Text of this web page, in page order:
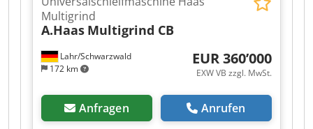
Lahr/Schwarzwald
172 km
Multigrind
A.Haas Multigrind CB
EUR 360’000
EXW VB zzgl. MwSt.
Anfragen Anrufen